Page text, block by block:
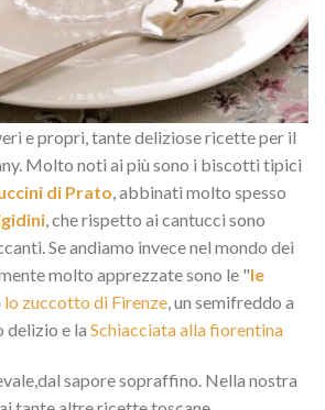
e propri, tante deliziose ricette per il
Molto noti ai più sono i biscotti tipici
di Prato, abbinati molto spesso
, che rispetto ai cantucci sono
Se andiamo invece nel mondo dei
molto apprezzate sono le "le
lo zuccotto di Firenze, un semifreddo a
delizio e la Schiacciata alla fiorentina
sapore sopraffino. Nella nostra